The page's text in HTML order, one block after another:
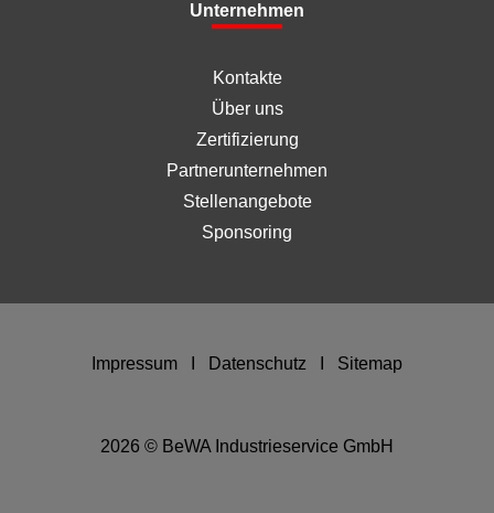
Unternehmen
Kontakte
Über uns
Zertifizierung
Partnerunternehmen
Stellenangebote
Sponsoring
Impressum Datenschutz Sitemap
2026 © BeWA Industrieservice GmbH